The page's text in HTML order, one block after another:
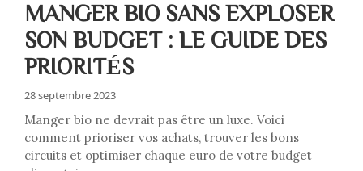
MANGER BIO SANS EXPLOSER
SON BUDGET : LE GUIDE DES
PRIORITÉS
28 septembre 2023
Manger bio ne devrait pas être un luxe. Voici
comment prioriser vos achats, trouver les bons
circuits et optimiser chaque euro de votre budget